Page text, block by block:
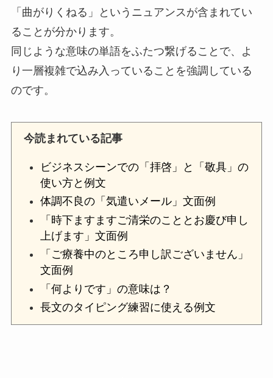
「曲がりくねる」というニュアンスが含まれてい
ることが分かります。
同じような意味の単語をふたつ繋げることで、よ
り一層複雑で込み入っていることを強調している
のです。
今読まれている記事
ビジネスシーンでの「拝啓」と「敬具」の
使い方と例文
体調不良の「気遣いメール」文面例
「時下ますますご清栄のこととお慶び申し
上げます」文面例
「ご療養中のところ申し訳ございません」
文面例
「何よりです」の意味は？
長文のタイピング練習に使える例文